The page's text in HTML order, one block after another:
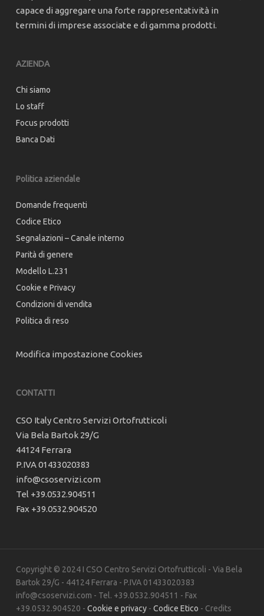
capace di aggregare una forte rappresentatività in
termini di imprese associate e di gamma prodotti.
AZIENDA
Chi siamo
Lo staff
Focus prodotti
Banca Dati
Politica aziendale
Domande frequenti
Codice Etico
Segnalazioni – Canale interno
Parità di genere
Modello L.231
Cookie e Privacy
Condizioni di vendita
Politica di reso
Modifica impostazione Cookies
CONTATTI
CSO Italy Centro Servizi Ortofrutticoli
Via Bela Bartok 29/G
44124 Ferrara
P.IVA 01433020383
info@csoservizi.com
Tel +39.0532.904511
Fax +39.0532.904520
Copyright © 2024 I CSO Centro Servizi Ortofrutticoli - Via Bela
Bartok 29/G - 44124 Ferrara - P.IVA 01433020383
info@csoservizi.com - Tel. +39.0532.904511 - Fax
+39.0532.904520 - Cookie e privacy- Codice Etico - Credits